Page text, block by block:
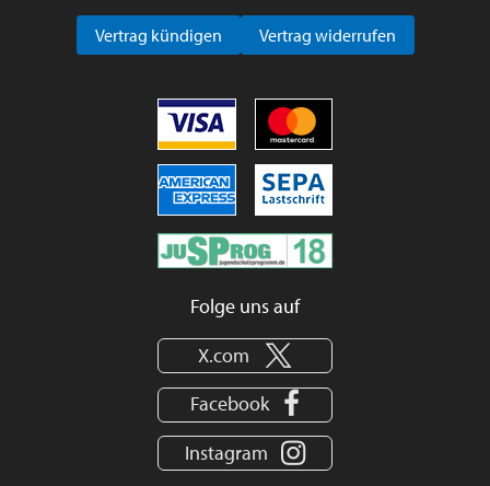
Vertrag kündigen Vertrag widerrufen
Folge uns auf
X.com
Facebook
Instagram